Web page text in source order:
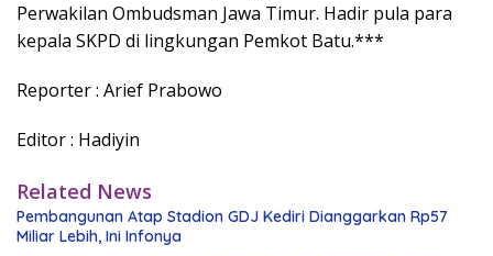
Perwakilan Ombudsman Jawa Timur. Hadir pula para
kepala SKPD di lingkungan Pemkot Batu.***
Reporter : Arief Prabowo
Editor : Hadiyin
Related News
Pembangunan Atap Stadion GDJ Kediri Dianggarkan Rp57
Miliar Lebih, Ini Infonya